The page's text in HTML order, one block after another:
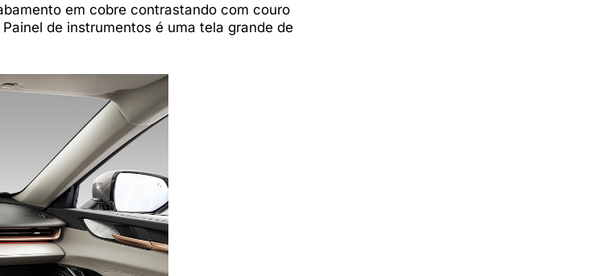
em cobre contrastando com couro
de instrumentos é uma tela grande de